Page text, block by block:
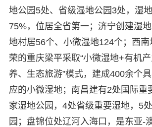
地公园5处、省级湿地公园3处，湿
75%，位居全省第一；济宁创建湿
地村居56个、小微湿地124个；西
荣的重庆梁平采取“小微湿地+有机
养、生态旅游”模式，建成400余个
应的小微湿地；南昌建有2处国际重
家湿地公园，4处省级重要湿地，5
园；盘锦位处辽河入海口，是东亚-